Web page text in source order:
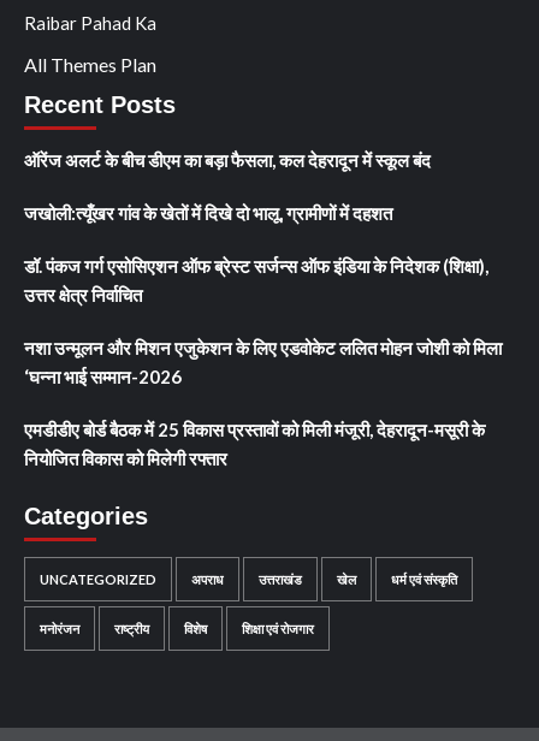
Raibar Pahad Ka
All Themes Plan
Recent Posts
ऑरेंज अलर्ट के बीच डीएम का बड़ा फैसला, कल देहरादून में स्कूल बंद
जखोली:त्यूँखर गांव के खेतों में दिखे दो भालू, ग्रामीणों में दहशत
डॉ. पंकज गर्ग एसोसिएशन ऑफ ब्रेस्ट सर्जन्स ऑफ इंडिया के निदेशक (शिक्षा),
उत्तर क्षेत्र निर्वाचित
नशा उन्मूलन और मिशन एजुकेशन के लिए एडवोकेट ललित मोहन जोशी को मिला
‘घन्ना भाई सम्मान-2026
एमडीडीए बोर्ड बैठक में 25 विकास प्रस्तावों को मिली मंजूरी, देहरादून-मसूरी के
नियोजित विकास को मिलेगी रफ्तार
Categories
UNCATEGORIZED अपराध उत्तराखंड खेल धर्म एवं संस्कृति
मनोरंजन राष्ट्रीय विशेष शिक्षा एवं रोजगार